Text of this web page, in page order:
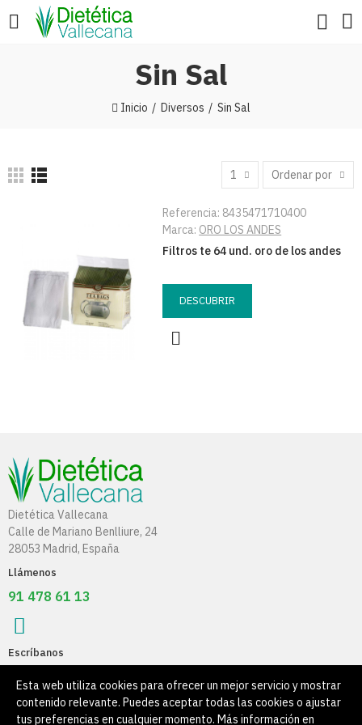
Sin Sal
Inicio Diversos Sin Sal
1 Ordenar por
Referencia: 8435471710400
Marca: ORO LOS ANDES
Filtros te 64 und. oro de los andes
DESCUBRIR
Dietética Vallecana
Calle de Mariano Benlliure, 24
28053 Madrid, España
Llámenos
91 478 61 13
Escríbanos
info@dieteticavallecana.com
Información
Esta web utiliza cookies para ofrecer un mejor servicio y mostrar
contenido relevante. Puedes aceptar todas las cookies o ajustar
tus preferencias en cualquier momento. Más información en